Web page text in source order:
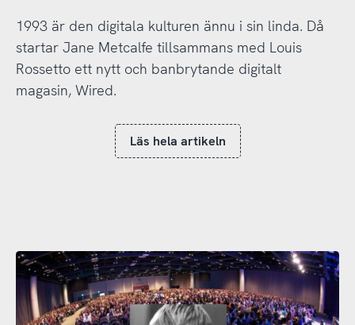
1993 är den digitala kulturen ännu i sin linda. Då
startar Jane Metcalfe tillsammans med Louis
Rossetto ett nytt och banbrytande digitalt
magasin, Wired.
Läs hela artikeln